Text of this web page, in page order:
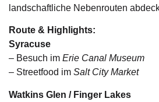
landschaftliche Nebenrouten
Route & Highlights:
Syracuse
– Besuch im Erie Canal Museum
– Streetfood im Salt City Market
Watkins Glen / Finger Lakes